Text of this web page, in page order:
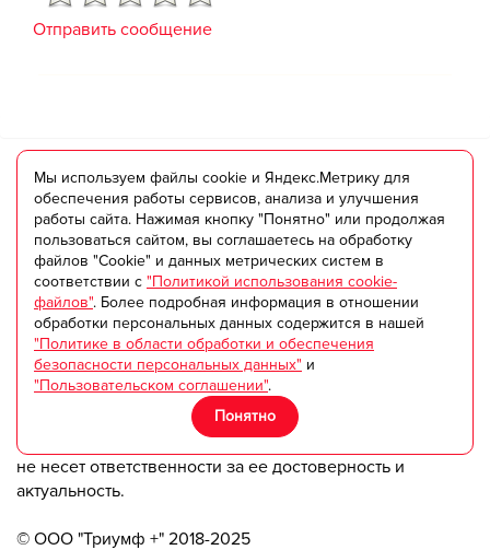
Отправить сообщение
Общая посещаемость страницы за календарный месяц:
124
TILIM.RU
Портал tilim - ваш идеальный помощник в поиске и
выборе любых услуг.
Если у вас возникли вопросы, напишите нам:
tilim@tilim.ru
Данный сайт является средством для обмена
информацией между пользователями. Администрация
не несет ответственности за ее достоверность и
актуальность.
© ООО "Триумф +" 2018-2025
Мы используем файлы cookie и Яндекс.Метрику для
обеспечения работы сервисов, анализа и улучшения
работы сайта. Нажимая кнопку "Понятно" или продолжая
пользоваться сайтом, вы соглашаетесь на обработку
файлов "Cookie" и данных метрических систем в
соответствии с "Политикой использования cookie-
файлов". Более подробная информация в отношении
обработки персональных данных содержится в нашей
"Политике в области обработки и обеспечения
безопасности персональных данных" и
"Пользовательском соглашении".
Понятно